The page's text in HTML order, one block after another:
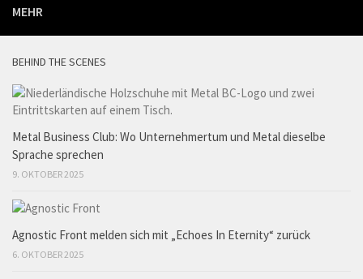
MEHR
BEHIND THE SCENES
Metal Business Club: Wo Unternehmertum und Metal dieselbe
Sprache sprechen
9. OKTOBER 2025
Agnostic Front melden sich mit „Echoes In Eternity“ zurück
6. OKTOBER 2025